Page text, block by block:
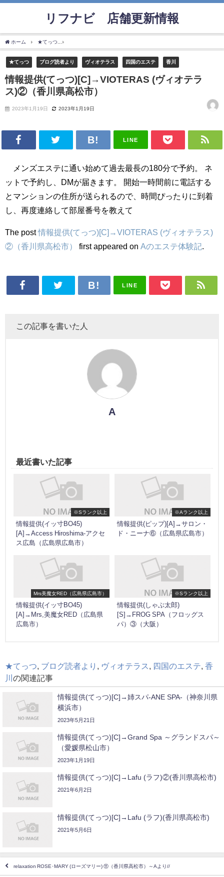
リフナビ®店舗更新情報
ホーム ★てっつ
★てっつ ブログ読者より ヴィオテラス 四国のエステ 香川
情報提供(てっつ)[C]→VIOTERAS (ヴィオテラ
ス)②（香川県高松市）
2023年1月19日 2023年1月19日
LINE
メンズエステに通い始めて過去最長の180分で予約。 ネ
ットで予約し、DMが届きます。 開始一時間前に電話する
とマンションの住所が送られるので、時間ぴったりに到着
し、再度連絡して部屋番号を教えて
The post情報提供(てっつ)[C]→VIOTERAS (ヴィオテラス)
②（香川県高松市）
first appeared on Aのエステ体験記
LINE
この記事を書いた人
A
最近書いた記事
※Sランク以上
情報提供(イッ寸BO45)
[A]→Access Hiroshima-アクセ
ス広島（広島県広島市）
※Aランク以上
情報提供(ピップ)[A]→サロン・
ド・ニーナ⑥（広島県広島市）
Mrs美魔女RED（広島県広島市）
情報提供(イッ寸BO45)
[A]→Mrs,美魔女RED（広島県
広島市）
※Sランク以上
情報提供(しゃぶ太郎)
[S]→FROG SPA（フロッグス
パ）③（大阪）
★てっつ, ブログ読者より , ヴィオテラス , 四国のエステ, 香
川 の関連記事
情報提供(てっつ)[C]→姉スパ-ANE SPA-（神奈川県
横浜市）
2023年5月21日
情報提供(てっつ)[C]→Grand Spa ～グランドスパ～
（愛媛県松山市）
2023年1月19日
情報提供(てっつ)[C]→Lafu (ラフ)②(香川県高松市)
2021年6月2日
情報提供(てっつ)[C]→Lafu (ラフ)(香川県高松市)
2021年5月6日
relaxation ROSE･MARY (ローズマリー) ⑪（香川県高松市）～Aより//